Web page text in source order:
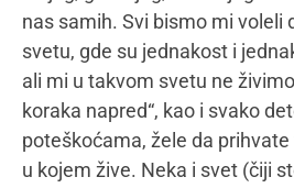
Post Views:387
Mamacom&ja